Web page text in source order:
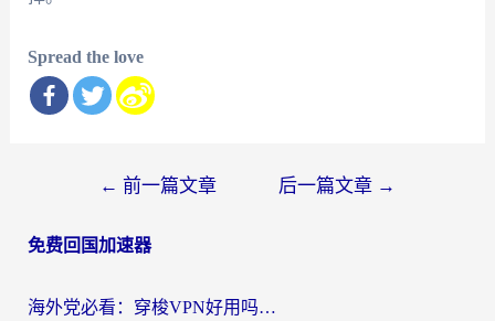
Spread the love
导
← 前一篇文章 后一篇文章 →
免费回国加速器
海外党必看：穿梭VPN好用吗？和云帆VPN对比哪个回国效果更好？附真实测评+避坑指南